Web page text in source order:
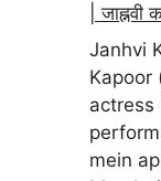
|
Janhvi
Kapoor
actress
mein